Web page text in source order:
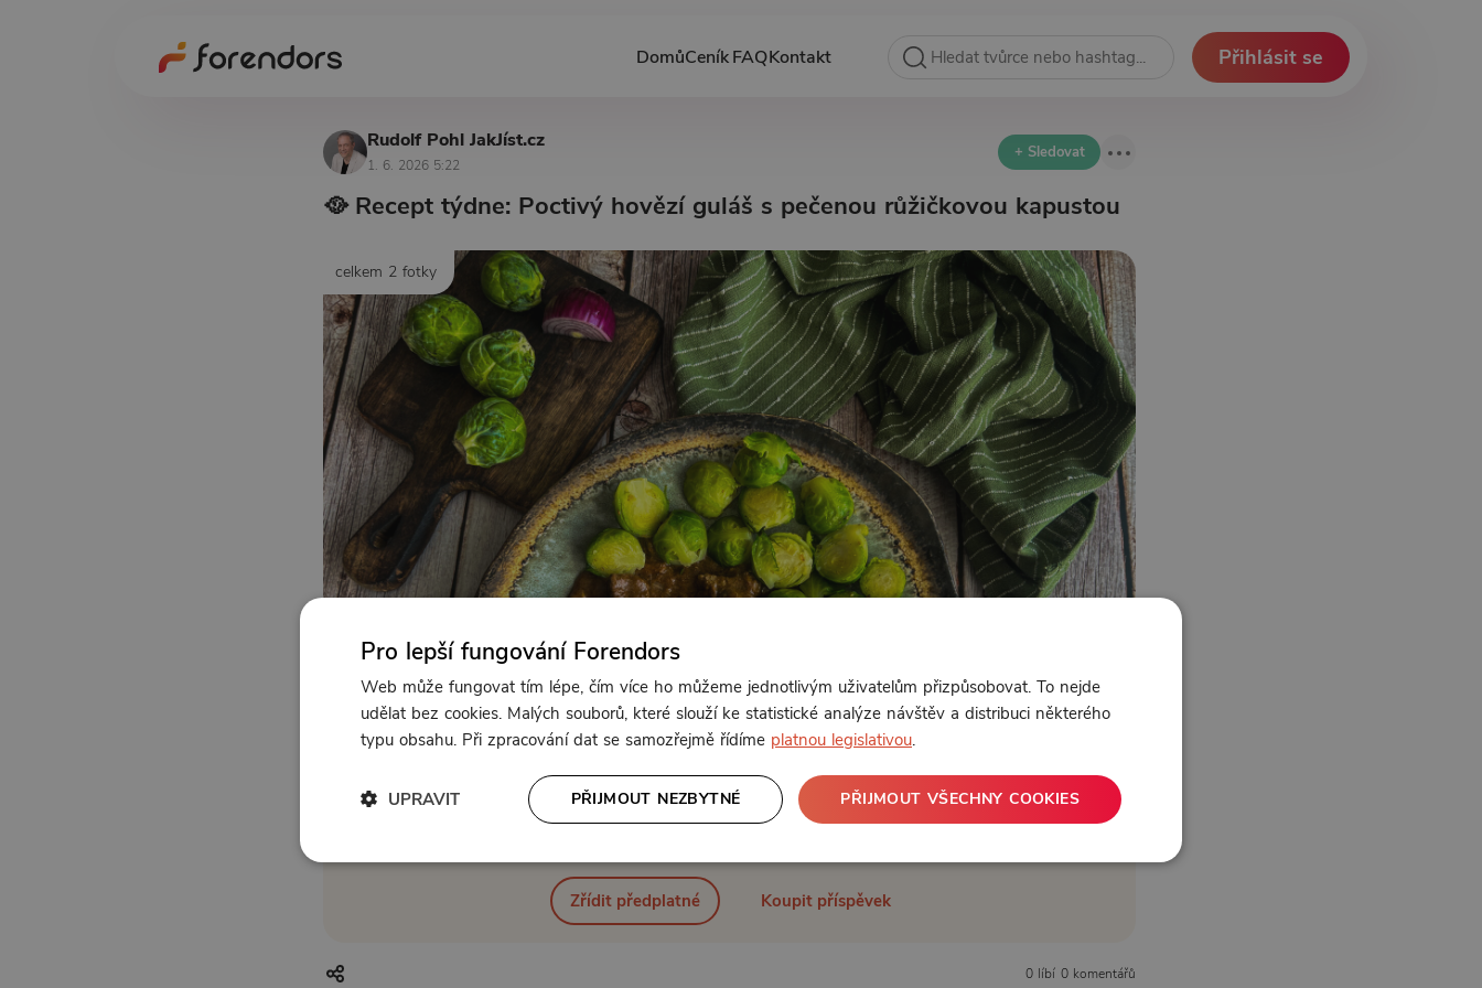
DomůCeníkFAQKontakt Přihlásit se
Rudolf Pohl JakJíst.cz
1. 6. 2026 5:22
+ Sledovat
🥘 Recept týdne: Poctivý hovězí guláš s pečenou růžičkovou kapustou
celkem 2 fotky
Od 150 Kč měsíčně nebo 39 Kč jednorázově
Zřídit předplatné Koupit příspěvek
0 líbí 0 komentářů
Pro lepší fungování Forendors
Web může fungovat tím lépe, čím více ho můžeme jednotlivým uživatelům přizpůsobovat. To nejde
udělat bez cookies. Malých souborů, které slouží ke statistické analýze návštěv a distribuci některého
typu obsahu. Při zpracování dat se samozřejmě řídíme platnou legislativou.
PŘIJMOUT VŠECHNY COOKIES
PŘIJMOUT NEZBYTNÉ
UPRAVIT